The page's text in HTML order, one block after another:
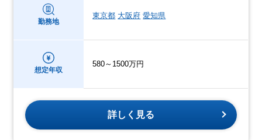
勤務地
東京都 大阪府 愛知県
想定年収
580～1500万円
詳しく見る